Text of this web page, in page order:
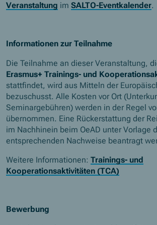
Veranstaltung imSALTO-Eventkalender.
Informationen zur Teilnahme
Die Teilnahme an dieser Veranstaltung,
Erasmus+ Trainings- und
stattfindet, wird aus Mitteln der
bezuschusst. Alle Kosten vor Ort
Seminargebühren) werden in der Regel
übernommen. Eine Rückerstattung der
im Nachhinein beim OeAD unter Vorlage
entsprechenden Nachweise beantragt
Weitere Informationen:Trainings- und
Kooperationsaktivitäten (TCA)
Bewerbung